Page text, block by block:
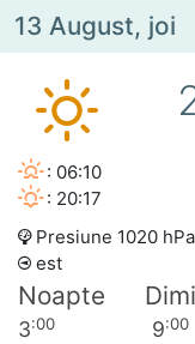
13 August, joi
: 06:10
: 20:17
Presiune 1020 hPa
est
Noapte
3:00 9:00